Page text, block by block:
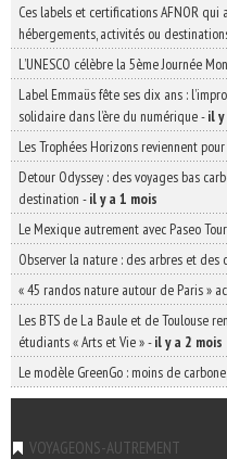
Ces labels et certifications AFNOR
hébergements, activités ou
L’UNESCO célèbre la 5ème Journée
Label Emmaüs fête ses dix ans :
solidaire dans l’ère du numérique-il
Les Trophées Horizons reviennent
Detour Odyssey : des voyages bas
destination -il y a 1 mois
Le Mexique autrement avec Paseo
Observer la nature : des arbres et des
« 45 randos nature autour de Paris »
Les BTS de La Baule et de Toulouse
étudiants « Arts et Vie »-il y a 2 mois
Le modèle GreenGo : moins de
VOYAGEONS-AUTREMENT